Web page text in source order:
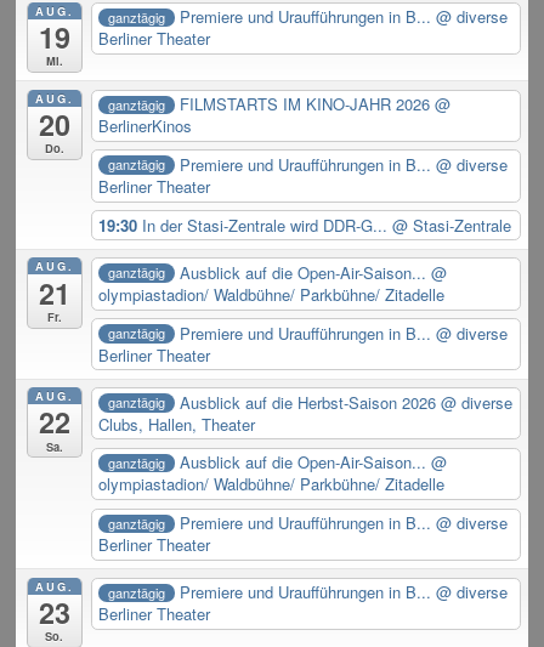
AUG.
19
Mi.
ganztägig Premiere und Uraufführungen in B... @ diverse
Berliner Theater
AUG.
20
Do.
ganztägig FILMSTARTS IM KINO-JAHR 2026 @
BerlinerKinos
ganztägig Premiere und Uraufführungen in B... @ diverse
Berliner Theater
19:30 In der Stasi-Zentrale wird DDR-G...@ Stasi-Zentrale
AUG.
21
Fr.
ganztägig Ausblick auf die Open-Air-Saison... @
olympiastadion/ Waldbühne/ Parkbühne/ Zitadelle
ganztägig Premiere und Uraufführungen in B... @ diverse
Berliner Theater
AUG.
22
Sa.
ganztägig Ausblick auf die Herbst-Saison 2026 @ diverse
Clubs, Hallen, Theater
ganztägig Ausblick auf die Open-Air-Saison... @
olympiastadion/ Waldbühne/ Parkbühne/ Zitadelle
ganztägig Premiere und Uraufführungen in B... @ diverse
Berliner Theater
AUG.
23
So.
ganztägig Premiere und Uraufführungen in B... @ diverse
Berliner Theater